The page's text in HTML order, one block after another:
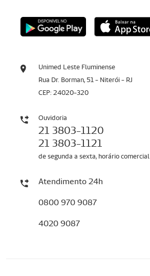
Unimed Leste Fluminense
Rua Dr. Borman, 51 - Niterói - RJ
CEP: 24020-320
Ouvidoria
21 3803-1120
21 3803-1121
de segunda a sexta, horário comercial
Atendimento 24h
0800 970 9087
4020 9087